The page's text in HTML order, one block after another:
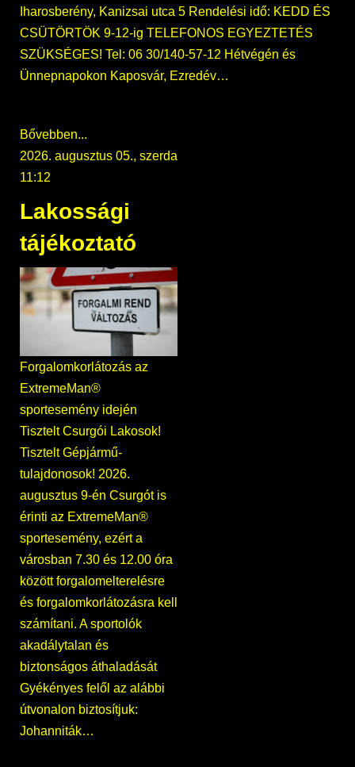
Iharosberény, Kanizsai utca 5 Rendelési idő: KEDD ÉS
CSÜTÖRTÖK 9-12-ig TELEFONOS EGYEZTETÉS
SZÜKSÉGES! Tel: 06 30/140-57-12 Hétvégén és
Ünnepnapokon Kaposvár, Ezredév…
Bővebben...
2026. augusztus 05., szerda
11:12
Lakossági
tájékoztató
Forgalomkorlátozás az
ExtremeMan®
sportesemény idején
Tisztelt Csurgói Lakosok!
Tisztelt Gépjármű-
tulajdonosok! 2026.
augusztus 9-én Csurgót is
érinti az ExtremeMan®
sportesemény, ezért a
városban 7.30 és 12.00 óra
között forgalomelterelésre
és forgalomkorlátozásra kell
számítani. A sportolók
akadálytalan és
biztonságos áthaladását
Gyékényes felől az alábbi
útvonalon biztosítjuk:
Johanniták…